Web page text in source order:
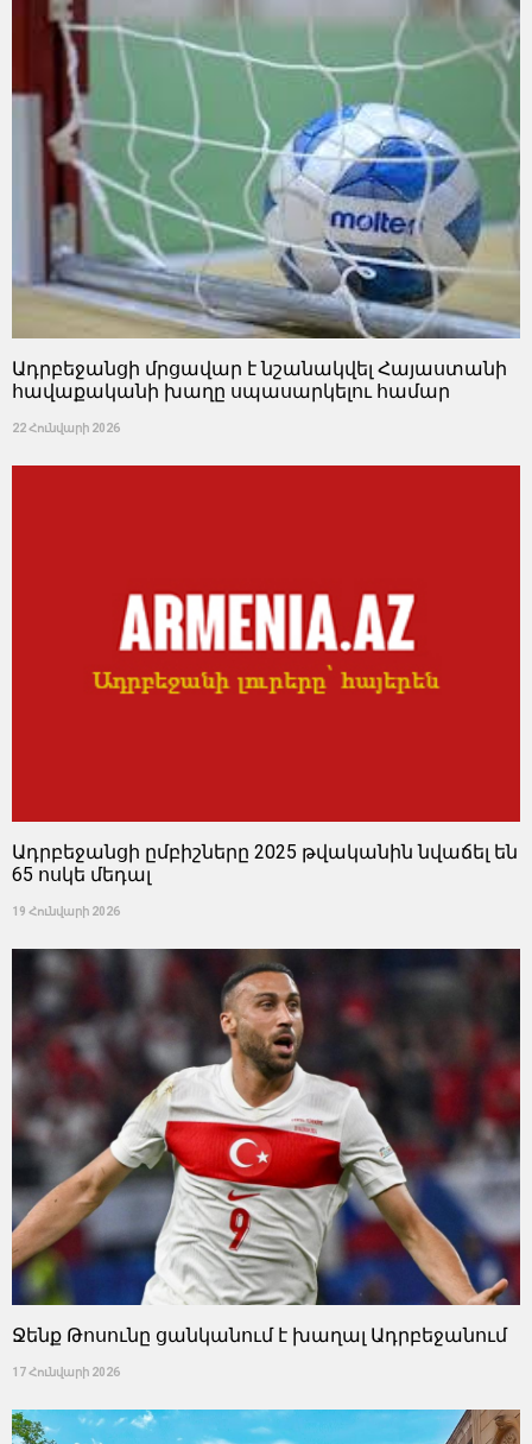
Ադրբեջանցի մրցավար է նշանակվել Հայաստանի
հավաքականի խաղը սպասարկելու համար
22 Հունվարի 2026
Ադրբեջանցի ըմբիշները 2025 թվականին նվաճել են
65 ոսկե մեդալ
19 Հունվարի 2026
Ջենք Թոսունը ցանկանում է խաղալ Ադրբեջանում
17 Հունվարի 2026